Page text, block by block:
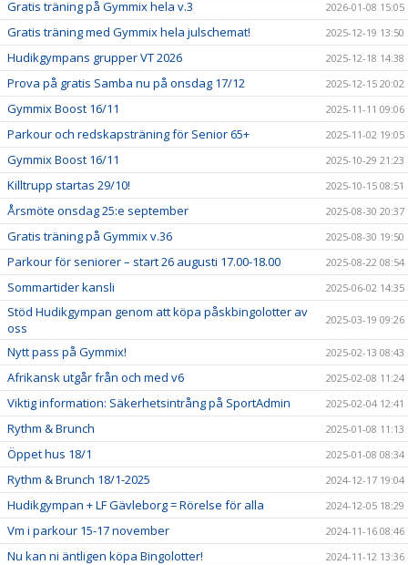
Gratis träning på Gymmix hela v.3 2026-01-08 15:05
Gratis träning med Gymmix hela julschemat! 2025-12-19 13:50
Hudikgympans grupper VT 2026 2025-12-18 14:38
Prova på gratis Samba nu på onsdag 17/12 2025-12-15 20:02
Gymmix Boost 16/11 2025-11-11 09:06
Parkour och redskapsträning för Senior 65+ 2025-11-02 19:05
Gymmix Boost 16/11 2025-10-29 21:23
Killtrupp startas 29/10! 2025-10-15 08:51
Årsmöte onsdag 25:e september 2025-08-30 20:37
Gratis träning på Gymmix v.36 2025-08-30 19:50
Parkour för seniorer – start 26 augusti 17.00-18.00 2025-08-22 08:54
Sommartider kansli 2025-06-02 14:35
Stöd Hudikgympan genom att köpa påskbingolotter av
oss
2025-03-19 09:26
Nytt pass på Gymmix! 2025-02-13 08:43
Afrikansk utgår från och med v6 2025-02-08 11:24
Viktig information: Säkerhetsintrång på SportAdmin 2025-02-04 12:41
Rythm & Brunch 2025-01-08 11:13
Öppet hus 18/1 2025-01-08 08:34
Rythm & Brunch 18/1-2025 2024-12-17 19:04
Hudikgympan + LF Gävleborg = Rörelse för alla 2024-12-05 18:29
Vm i parkour 15-17 november 2024-11-16 08:46
Nu kan ni äntligen köpa Bingolotter! 2024-11-12 13:36